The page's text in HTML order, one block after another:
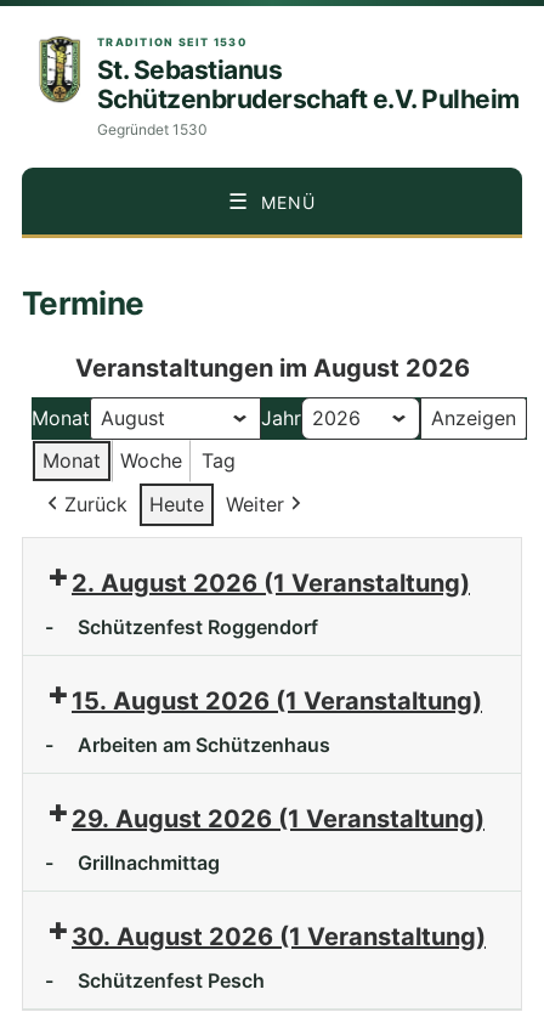
TRADITION SEIT 1530
St. Sebastianus
Schützenbruderschaft e.V. Pulheim
Gegründet 1530
MENÜ
INHALT
Termine
Veranstaltungen im August 2026
Monat
Jahr
Monat
Woche
Tag
Zurück
Heute Weiter
2. August 2026 (1 Veranstaltung)
- Schützenfest Roggendorf
15. August 2026 (1 Veranstaltung)
- Arbeiten am Schützenhaus
29. August 2026 (1 Veranstaltung)
- Grillnachmittag
30. August 2026 (1 Veranstaltung)
- Schützenfest Pesch